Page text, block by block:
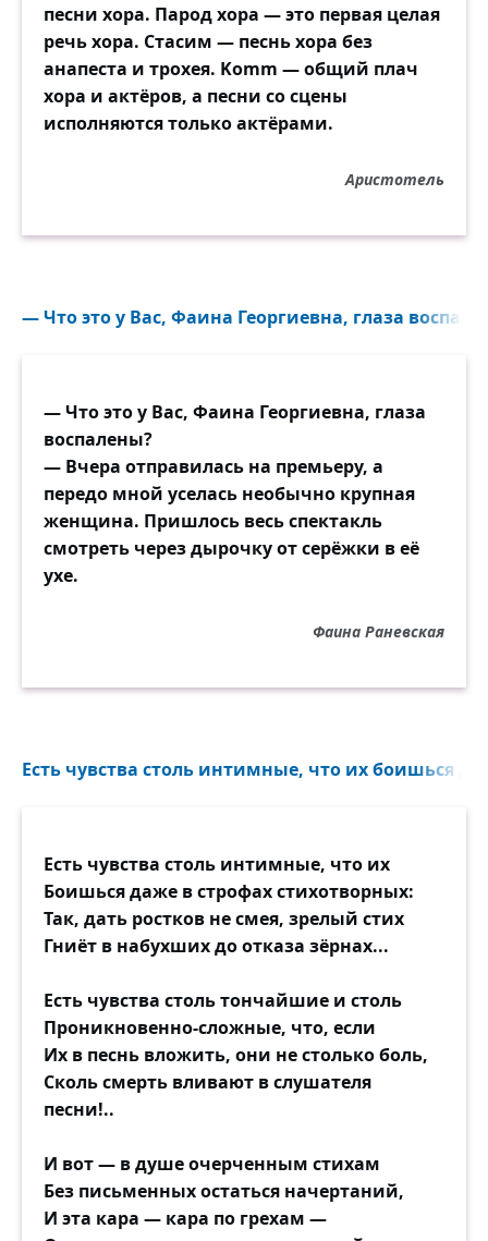
песни хора. Парод хора — это первая целая
речь хора. Стасим — песнь хора без
анапеста и трохея. Komm — общий плач
хора и актёров, а песни со сцены
исполняются только актёрами.
Аристотель
— Что это у Вас, Фаина Георгиевна, глаза
— Что это у Вас, Фаина Георгиевна, глаза
воспалены?
— Вчера отправилась на премьеру, а
передо мной уселась необычно крупная
женщина. Пришлось весь спектакль
смотреть через дырочку от серёжки в её
ухе.
Фаина Раневская
Есть чувства столь интимные, что их боишься
Есть чувства столь интимные, что их
Боишься даже в строфах стихотворных:
Так, дать ростков не смея, зрелый стих
Гниёт в набухших до отказа зёрнах...
Есть чувства столь тончайшие и столь
Проникновенно-сложные, что, если
Их в песнь вложить, они не столько боль,
Сколь смерть вливают в слушателя
песни!..
И вот — в душе очерченным стихам
Без письменных остаться начертаний,
И эта кара — кара по грехам —